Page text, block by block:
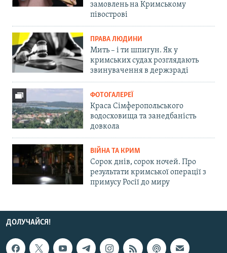
замовлень на Кримському
півострові
ПРАВА ЛЮДИНИ
Мить – і ти шпигун. Як у
кримських судах розглядають
звинувачення в держзраді
ФОТОГАЛЕРЕЇ
Краса Сімферопольського
водосховища та занедбаність
довкола
ВІЙНА ТА КРИМ
Сорок днів, сорок ночей. Про
результати кримської операції з
примусу Росії до миру
ДОЛУЧАЙСЯ!